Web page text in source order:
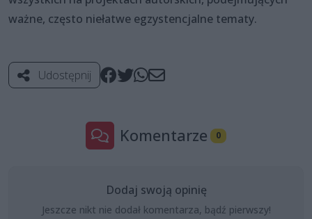
ważne, często niełatwe egzystencjalne tematy.
Udostępnij
Komentarze 0
Dodaj swoją opinię
Jeszcze nikt nie dodał komentarza, bądź pierwszy!